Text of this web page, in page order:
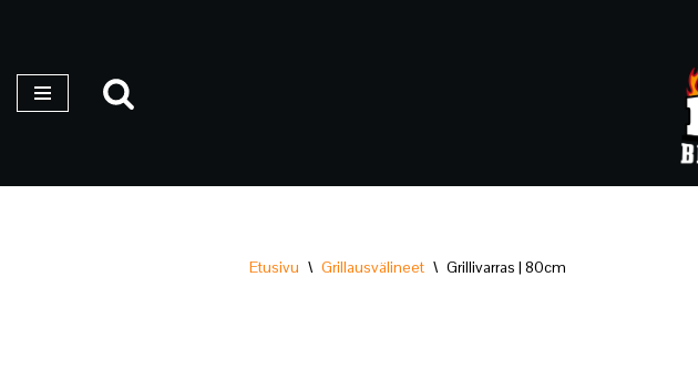
suoraan
Etusivu \ Grillausvälineet \ Grillivarras | 80cm